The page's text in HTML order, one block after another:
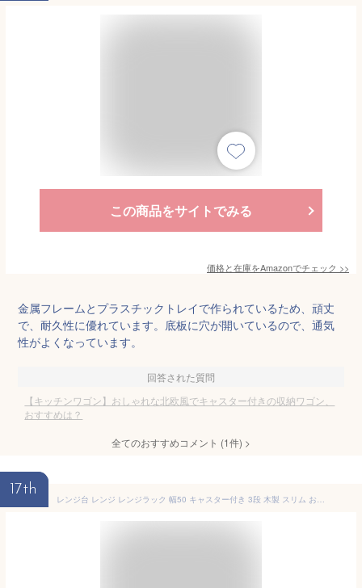
この商品をサイトでみる
価格と在庫をAmazonでチェック >>
金属フレームとプラスチックトレイで作られているため、頑丈
で、耐久性に優れています。底板に穴が開いているので、通気
性がよくなっています。
回答された質問
【キッチンワゴン】おしゃれな北欧風でキャスター付きの収納ワゴン、
おすすめは？
全てのおすすめコメント (1件) >
17th
レンジ台 レンジ レンジラック 幅50 キャスター付き 3段 木製 スリム おしゃれ 安い コンパクト キッチン ワゴン キッチンワゴン ロータイプ アイアン